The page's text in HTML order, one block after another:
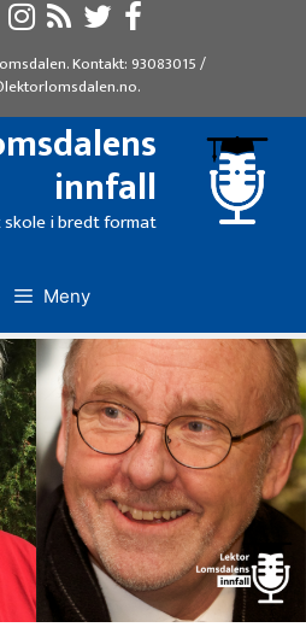
. Kontakt: 93083015/
.
innfall
skole i bredt format
Meny